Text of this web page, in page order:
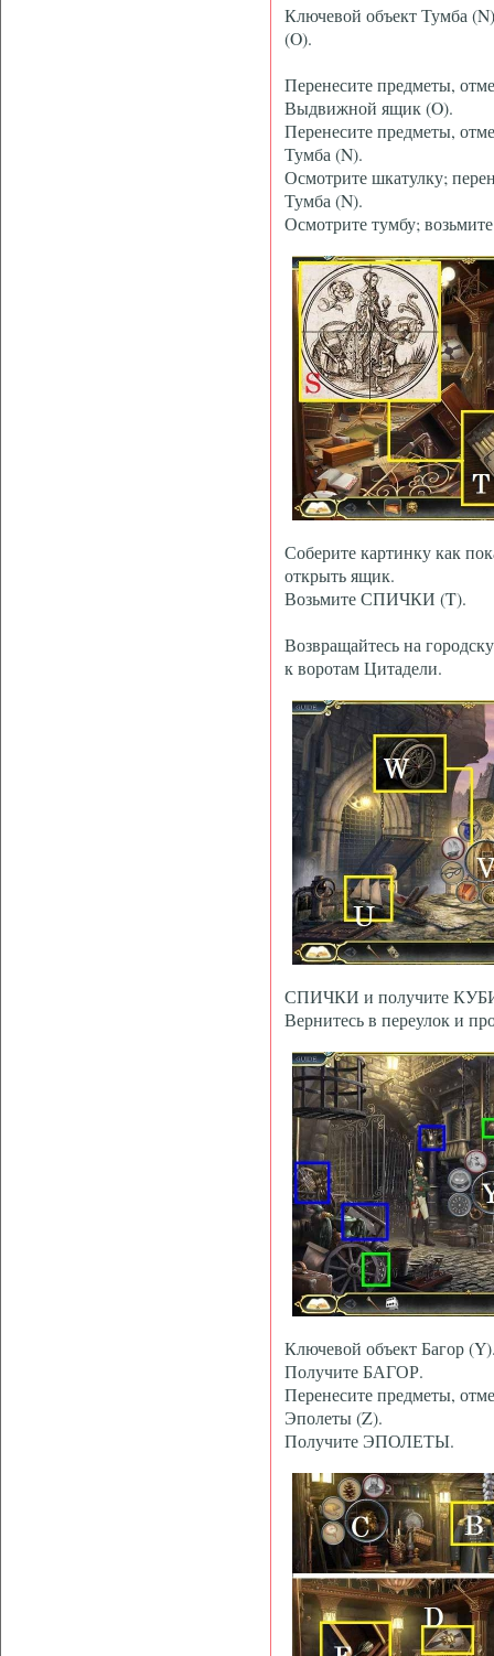
Ключевой объект Тумба
(O).
Перенесите предметы,
Выдвижной ящик (O).
Перенесите предметы,
Тумба (N).
Осмотрите шкатулку;
Тумба (N).
Осмотрите тумбу;
Соберите картинку как
открыть ящик.
Возьмите СПИЧКИ (T).
Возвращайтесь на
к воротам Цитадели.
СПИЧКИ и получите
Вернитесь в переулок и
Ключевой объект Багор
Получите БАГОР.
Перенесите предметы,
Эполеты (Z).
Получите ЭПОЛЕТЫ.